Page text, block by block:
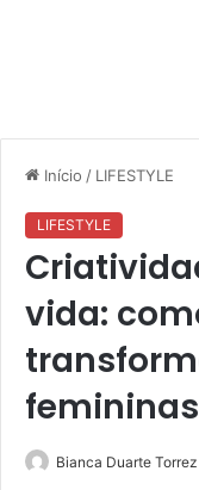
Início / LIFESTYLE
LIFESTYLE
vida:
femininas
Bianca Duarte Torrez